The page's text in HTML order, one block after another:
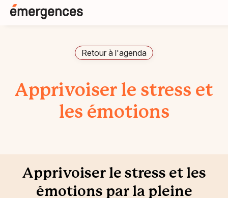
Retour à l'agenda
Apprivoiser le stress et
les émotions
Apprivoiser le stress et les
émotions par la pleine